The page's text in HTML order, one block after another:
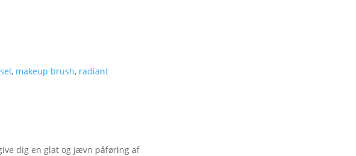
, makeup brush, radiant
dig en glat og jævn påføring af